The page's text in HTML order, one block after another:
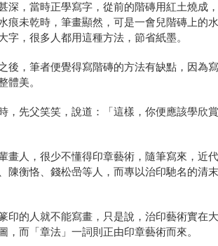
深，當時正學寫字，從前的階磚用紅土燒成
痕未乾時，筆畫顯然，可是一會兒階磚上的
字，很多人都用這種方法，節省紙墨。
後，筆者便覺得寫階磚的方法有缺點，因為
體美。
，先父笑笑，說道：「這樣，你便應該學欣
畫人，很少不懂得印章藝術，隨筆寫來，近
陳衡恪、錢松喦等人，而專以治印馳名的清
印的人就不能寫畫，只是說，治印藝術實在
，而「章法」一詞則正由印章藝術而來。